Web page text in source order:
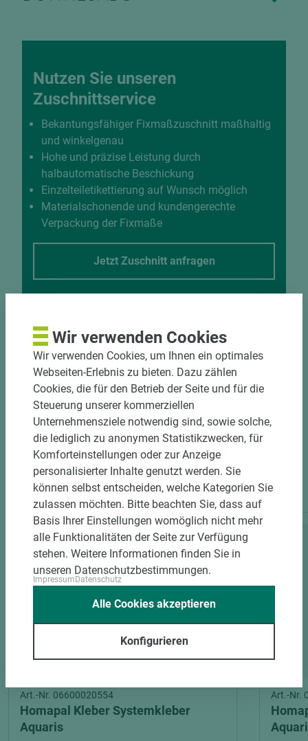
Nutzen Sie unseren
Zuschnittservice
Bekantungsfähiger Fixmaßzuschnitt maßhaltig
und winkelgenau
Hohe und präzise Leistung durch
halbautomatische Beschickung
Einzelteiletikettierung auf Wunsch möglich
Materialschonende und kundengerechte
Verpackung der Fixmaße
Jetzt Zuschnitt anfragen
PASSENDES ZUBEHÖR
2 weitere Varianten
Art.-Nr. 06600020554
Homapal Kleber Systemkleber
Aquaris
Art.-Nr.
Wir verwenden Cookies
Wir verwenden Cookies, um Ihnen ein optimales
Webseiten-Erlebnis zu bieten. Dazu zählen
Cookies, die für den Betrieb der Seite und für die
Steuerung unserer kommerziellen
Unternehmensziele notwendig sind, sowie solche,
die lediglich zu anonymen Statistikzwecken, für
Komforteinstellungen oder zur Anzeige
personalisierter Inhalte genutzt werden. Sie
können selbst entscheiden, welche Kategorien Sie
zulassen möchten. Bitte beachten Sie, dass auf
Basis Ihrer Einstellungen womöglich nicht mehr
alle Funktionalitäten der Seite zur Verfügung
stehen. Weitere Informationen finden Sie in
unseren Datenschutzbestimmungen.
ImpressumDatenschutz
Konfigurieren
Alle Cookies akzeptieren